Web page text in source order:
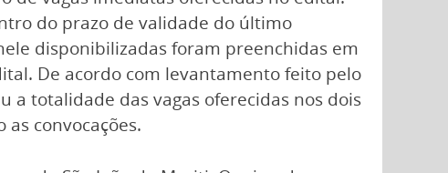
do prazo de validade do último
disponibilizadas foram preenchidas em
De acordo com levantamento feito pelo
a totalidade das vagas oferecidas nos dois
convocações.